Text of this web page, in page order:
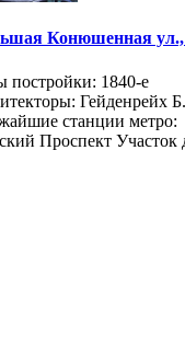
Конюшенная ул.,
постройки: 1840-е
Гейденрейх
станции метро:
Проспект Участок